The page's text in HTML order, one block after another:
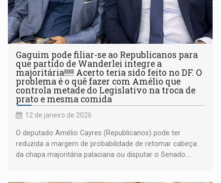
Gaguim pode filiar-se ao Republicanos para
que partido de Wanderlei integre a
majoritária!!!!! Acerto teria sido feito no DF. O
problema é o quê fazer com Amélio que
controla metade do Legislativo na troca de
prato e mesma comida
12 de janeiro de 2026
O deputado Amélio Cayres (Republicanos) pode ter
reduzida a margem de probabilidade de retomar cabeça
da chapa majoritária palaciana ou disputar o Senado....